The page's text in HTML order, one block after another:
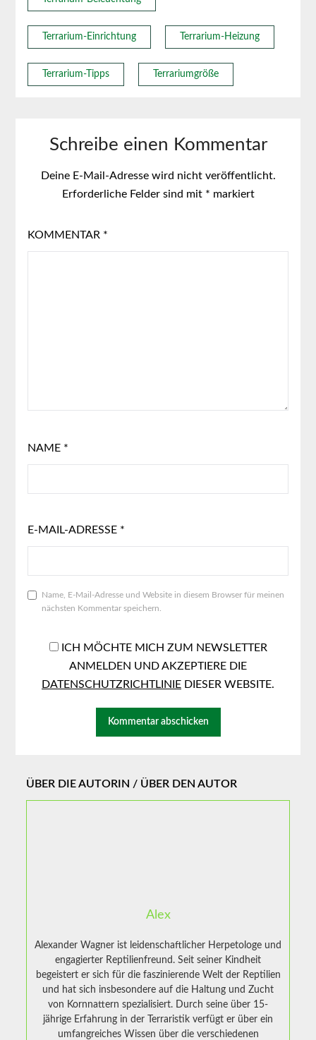
Terrarium-Einrichtung Terrarium-Heizung
Terrarium-Tipps Terrariumgröße
Schreibe einen Kommentar
Deine E-Mail-Adresse wird nicht veröffentlicht.
Erforderliche Felder sind mit * markiert
KOMMENTAR *
NAME *
E-MAIL-ADRESSE *
Name, E-Mail-Adresse und Website in diesem Browser für meinen
nächsten Kommentar speichern.
ICH MÖCHTE MICH ZUM NEWSLETTER
ANMELDEN UND AKZEPTIERE DIE
DATENSCHUTZRICHTLINIE DIESER WEBSITE.
ÜBER DIE AUTORIN / ÜBER DEN AUTOR
Alex
Alexander Wagner ist leidenschaftlicher Herpetologe und
engagierter Reptilienfreund. Seit seiner Kindheit
begeistert er sich für die faszinierende Welt der Reptilien
und hat sich insbesondere auf die Haltung und Zucht
von Kornnattern spezialisiert. Durch seine über 15-
jährige Erfahrung in der Terraristik verfügt er über ein
umfangreiches Wissen über die verschiedenen